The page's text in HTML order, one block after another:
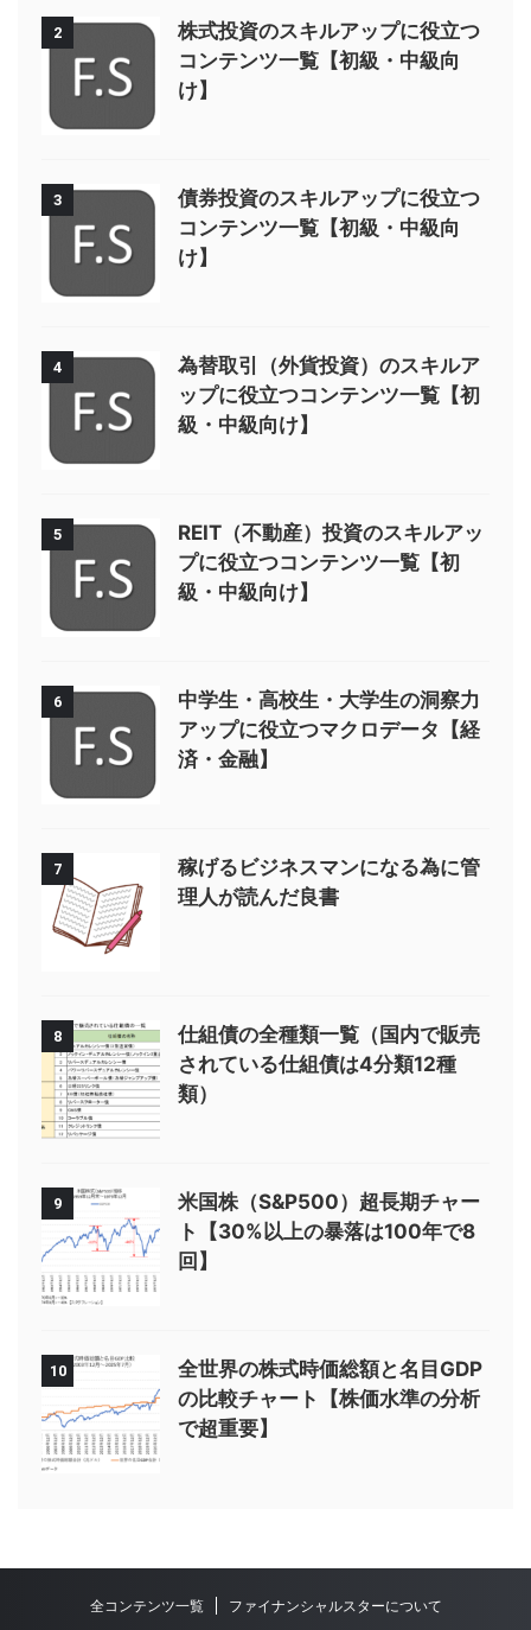
2
株式投資のスキルアップに役立つ
コンテンツ一覧【初級・中級向
け】
3
債券投資のスキルアップに役立つ
コンテンツ一覧【初級・中級向
け】
4
為替取引（外貨投資）のスキルア
ップに役立つコンテンツ一覧【初
級・中級向け】
5
REIT（不動産）投資のスキルアッ
プに役立つコンテンツ一覧【初
級・中級向け】
6
中学生・高校生・大学生の洞察力
アップに役立つマクロデータ【経
済・金融】
7
稼げるビジネスマンになる為に管
理人が読んだ良書
8
仕組債の全種類一覧（国内で販売
されている仕組債は4分類12種
類）
9
米国株（S&P500）超長期チャー
ト【30%以上の暴落は100年で8
回】
10
全世界の株式時価総額と名目GDP
の比較チャート【株価水準の分析
で超重要】
全コンテンツ一覧 ファイナンシャルスターについて